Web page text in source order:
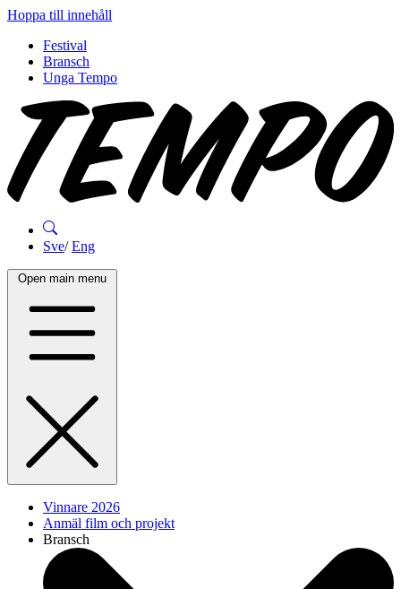
Hoppa till innehåll
Festival
Bransch
Unga Tempo
Sve/Eng
Open main menu
Vinnare 2026
Anmäl film och projekt
Bransch